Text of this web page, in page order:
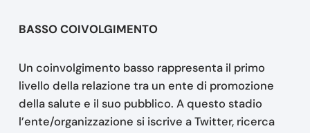
BASSO COIVOLGIMENTO
Un coinvolgimento basso rappresenta il primo
livello della relazione tra un ente di promozione
della salute e il suo pubblico. A questo stadio
l’ente/organizzazione si iscrive a Twitter, ricerca